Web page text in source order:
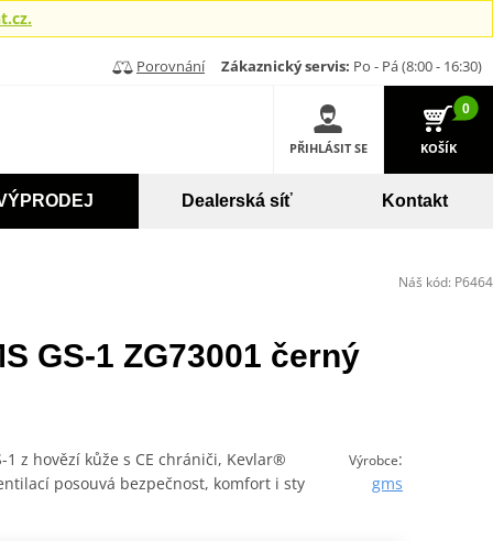
Porovnání Zákaznický servis: Po - Pá (8:00 - 16:30)
PŘIHLÁSIT SE
0
KOŠÍK
Dealerská síť Kontakt
GS-1 ZG73001 černý
Výrobce:
gms
1 z hovězí kůže s CE chrániči, Kevlar®
posouvá bezpečnost, komfort i sty
Náš kód: P6464